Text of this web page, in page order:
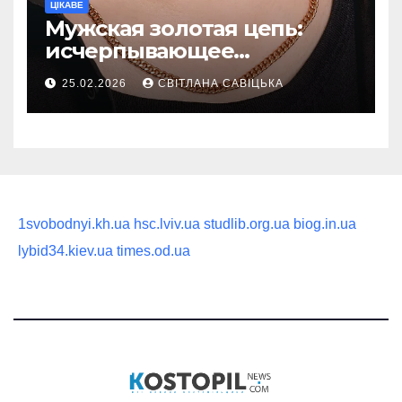
ЦІКАВЕ
Мужская золотая цепь:
исчерпывающее
руководство по выбору
статусного украшения
25.02.2026 СВІТЛАНА САВІЦЬКА
1svobodnyi.kh.ua hsc.lviv.ua studlib.org.ua biog.in.ua
lybid34.kiev.ua times.od.ua